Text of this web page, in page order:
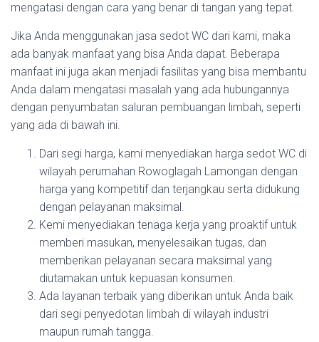
mengatasi dengan cara yang benar di tangan yang tepat.
Jika Anda menggunakan jasa sedot WC dari kami, maka
ada banyak manfaat yang bisa Anda dapat. Beberapa
manfaat ini juga akan menjadi fasilitas yang bisa membantu
Anda dalam mengatasi masalah yang ada hubungannya
dengan penyumbatan saluran pembuangan limbah, seperti
yang ada di bawah ini.
Dari segi harga, kami menyediakan harga sedot WC di
wilayah perumahan Rowoglagah Lamongan dengan
harga yang kompetitif dan terjangkau serta didukung
dengan pelayanan maksimal.
Kemi menyediakan tenaga kerja yang proaktif untuk
memberi masukan, menyelesaikan tugas, dan
memberikan pelayanan secara maksimal yang
diutamakan untuk kepuasan konsumen.
Ada layanan terbaik yang diberikan untuk Anda baik
dari segi penyedotan limbah di wilayah industri
maupun rumah tangga.